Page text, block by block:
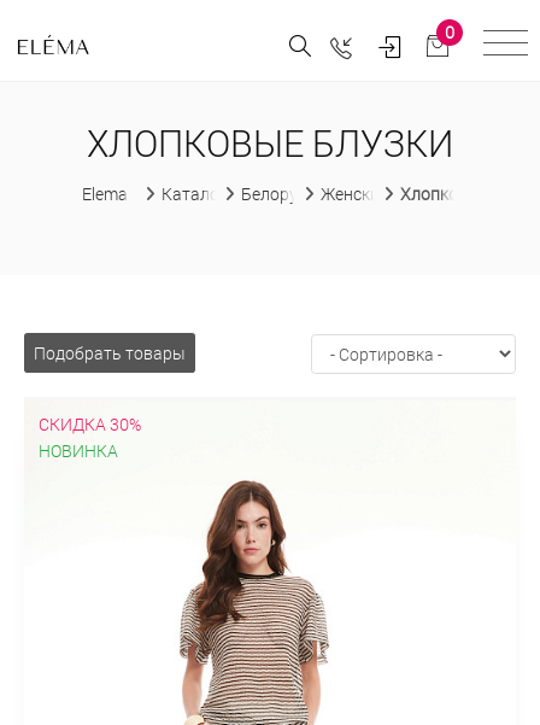
0
ХЛОПКОВЫЕ БЛУЗКИ
Elema Каталог Белорусская женская одежда
Женские блузки
Хлопковые
Подобрать товары
СКИДКА 30%
НОВИНКА